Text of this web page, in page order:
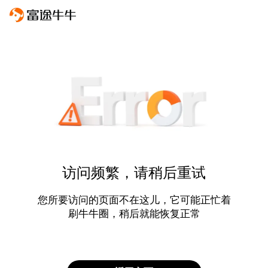
访问频繁，请稍后重试
您所要访问的页面不在这儿，它可能正忙着
刷牛牛圈，稍后就能恢复正常